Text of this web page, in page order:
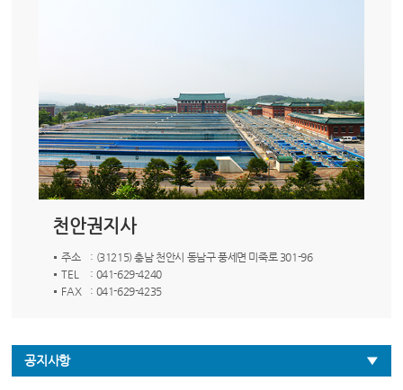
천안권지사
주소
: (31215) 충남 천안시 동남구 풍세면 미죽로 301-96
TEL
: 041-629-4240
FAX
: 041-629-4235
공지사항